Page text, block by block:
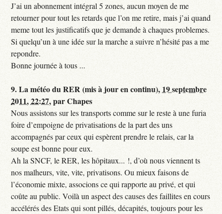
J’ai un abonnement intégral 5 zones, aucun moyen de me
retourner pour tout les retards que l’on me retire, mais j’ai quand
meme tout les justificatifs que je demande à chaques problemes.
Si quelqu’un à une idée sur la marche a suivre n’hésité pas a me
repondre.
Bonne journée à tous ...
9.La météo du RER (mis à jour en continu), 19 septembre
2011, 22:27,parChapes
Nous assistons sur les transports comme sur le reste à une furia
foire d’empoigne de privatisations de la part des uns
accompagnés par ceux qui espèrent prendre le relais, car la
soupe est bonne pour eux.
Ah la SNCF, le RER, les hôpitaux... !, d’où nous viennent ts
nos malheurs, vite, vite, privatisons. Ou mieux faisons de
l’économie mixte, associons ce qui rapporte au privé, et qui
coûte au public. Voilà un aspect des causes des faillites en cours
accélérés des Etats qui sont pillés, décapités, toujours pour les